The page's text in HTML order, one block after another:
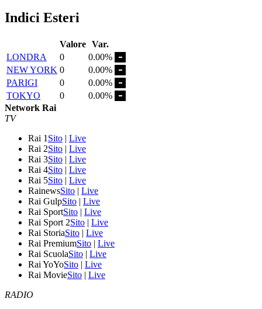
Indici Esteri
Valore Var.
LONDRA
0
0.00%
NEW YORK 0
0.00%
PARIGI
0
0.00%
TOKYO
0
0.00%
Network Rai
TV
Rai 1 Sito | Live
Rai 2Sito | Live
Rai 3Sito | Live
Rai 4Sito | Live
Rai 5Sito | Live
RainewsSito | Live
Rai GulpSito | Live
Rai SportSito | Live
Rai Sport 2Sito | Live
Rai StoriaSito | Live
Rai PremiumSito | Live
Rai ScuolaSito | Live
Rai YoYoSito | Live
Rai MovieSito | Live
RADIO